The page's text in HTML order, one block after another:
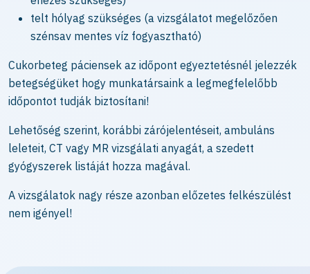
telt hólyag szükséges (a vizsgálatot megelőzően
szénsav mentes víz fogyasztható)
Cukorbeteg páciensek az időpont egyeztetésnél jelezzék
betegségüket hogy munkatársaink a legmegfelelőbb
időpontot tudják biztosítani!
Lehetőség szerint, korábbi zárójelentéseit, ambuláns
leleteit, CT vagy MR vizsgálati anyagát, a szedett
gyógyszerek listáját hozza magával.
A vizsgálatok nagy része azonban előzetes felkészülést
nem igényel!